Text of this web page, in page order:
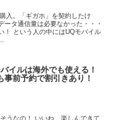
入。「ギガホ」を契約したけ
ータ通信量は必要なかった・・・
！ という人の中にはUQモバイル
イルは海外でも使える！
事前予約で割引きあり！
うなの！ いいね、楽しんできて